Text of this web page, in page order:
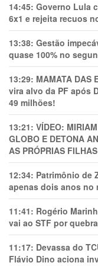
14:45: Governo Lula
6x1 e rejeita recuos
13:38: Gestão
quase 100% no
13:29: MAMATA DAS
vira alvo da PF após
49 milhões!
13:21: VÍDEO:
GLOBO E DETONA
AS PRÓPRIAS FILHAS
12:34: Patrimônio de
apenas dois anos no
11:41: Rogério
vai ao STF por
11:17: Devassa do
Flávio Dino aciona